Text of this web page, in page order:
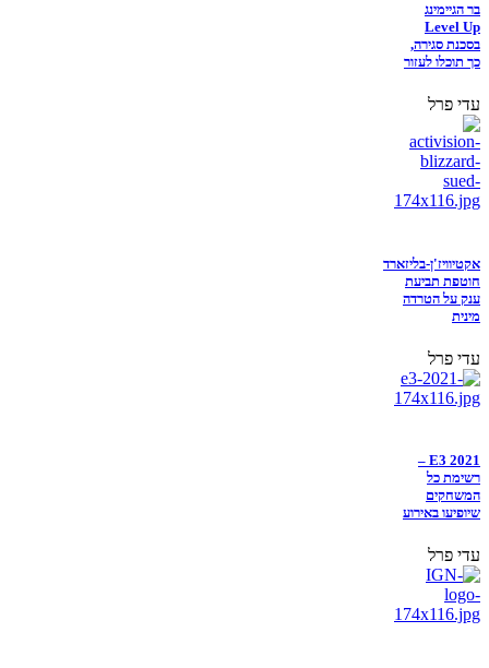
בר הגיימינג
Level Up
בסכנת סגירה,
כך תוכלו לעזור
עדי פרל
אקטיוויז'ן-בליזארד
חוטפת תביעת
ענק על הטרדה
מינית
עדי פרל
E3 2021 –
רשימת כל
המשחקים
שיופיעו באירוע
עדי פרל